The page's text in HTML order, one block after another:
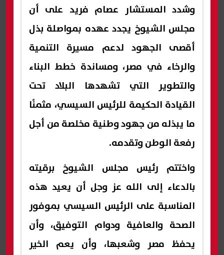
وشدد المستشار عصام فريد على أن
مجلس الشيوخ يجدد عهده بمواصلة بذل
أقصى الجهود لدعم مسيرة التنمية
والرخاء في مصر، ومساندة خطط البناء
والتطوير التي تشهدها البلاد تحت
القيادة الحكيمة للرئيس السيسي، مثمنًا
ما يبذله من جهود وطنية مخلصة من أجل
رفعة الوطن وتقدمه.
واختتم رئيس مجلس الشيوخ برقيته
بالدعاء إلى الله عز وجل أن يعيد هذه
المناسبة على الرئيس السيسي بموفور
الصحة والعافية ودوام التوفيق، وأن
يحفظ مصر وشعبها، وأن يعم الخير